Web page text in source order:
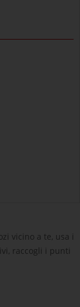
vicino a te, usa i
raccogli i punti